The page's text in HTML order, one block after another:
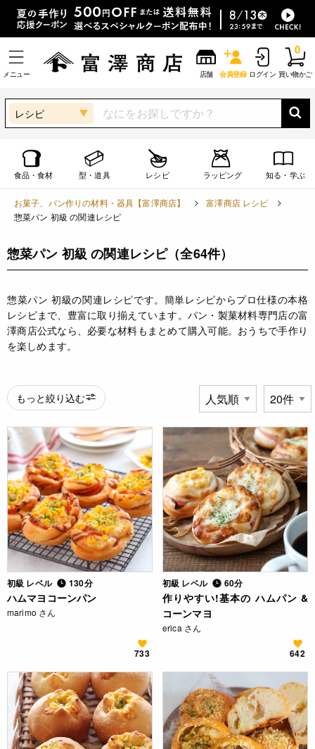
メニュー 店舗 会員登録 ログイン 買い物かご
0
レシピ
食品・食材 型・道具 レシピ ラッピング 知る・学ぶ
お菓子、パン作りの材料・器具【富澤商店】
富澤商店 レシピ
惣菜パン 初級 の関連レシピ
惣菜パン 初級 の関連レシピ（全64件）
惣菜パン 初級の関連レシピです。簡単レシピからプロ仕様の本格
レシピまで、豊富に取り揃えています。パン・製菓材料専門店の富
澤商店公式なら、必要な材料もまとめて購入可能。おうちで手作り
を楽しめます。
もっと絞り込む
初級 レベル 130分
ハムマヨコーンパン
marimo さん
733
初級 レベル 60分
作りやすい!基本の ハムパン &
コーンマヨ
erica さん
642